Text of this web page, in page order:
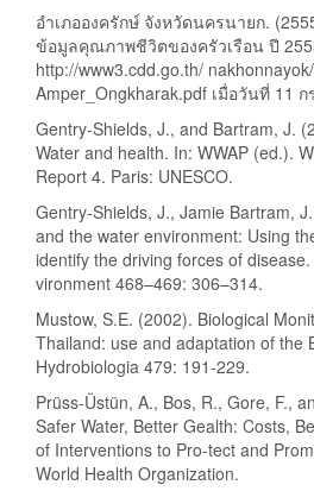
อำเภอองครักษ์ จังหวัดนครนายก.
ข้อมูลคุณภาพชีวิตของครัวเรือน ปี
http://www3.cdd.go.th/ nakhonnayok/
Amper_Ongkharak.pdf เมื่อวันที่ 11
Gentry-Shields, J., and Bartram, J.
Water and health. In: WWAP (ed.).
Report 4. Paris: UNESCO.
Gentry-Shields, J., Jamie Bartram,
and the water environment: Using
identify the driving forces of
vironment 468–469: 306–314.
Mustow, S.E. (2002). Biological
Thailand: use and adaptation of the
Hydrobiologia 479: 191-229.
Prüss-Üstün, A., Bos, R., Gore, F.,
Safer Water, Better Gealth: Costs,
of Interventions to Pro-tect and
World Health Organization.